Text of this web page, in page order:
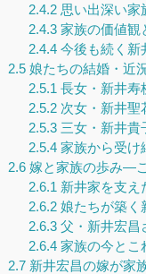
2.4.2思い出深い家
2.4.3家族の価値観
2.4.4今後も続く新
2.5娘たちの結婚・近
2.5.1 長女・新井寿
2.5.2次女・新井聖
2.5.3三女・新井貴
2.5.4家族から受け
2.6嫁と家族の歩み—
2.6.1 新井家を支え
2.6.2娘たちが築く
2.6.3父・新井宏昌
2.6.4家族の今とこ
2.7新井宏昌の嫁が家